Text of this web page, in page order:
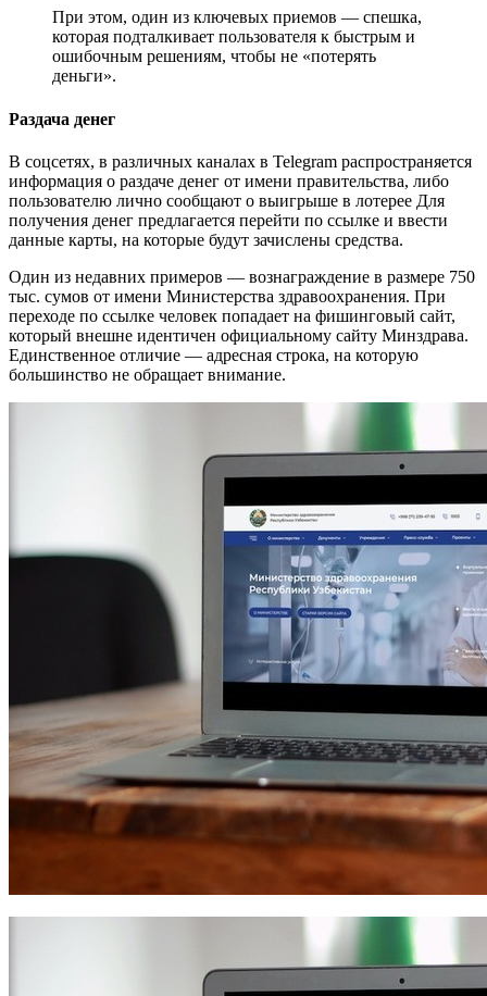
При этом, один из ключевых приемов — спешка,
которая подталкивает пользователя к быстрым и
ошибочным решениям, чтобы не «потерять
деньги».
Раздача денег
В соцсетях, в различных каналах в Telegram распространяется
информация о раздаче денег от имени правительства, либо
пользователю лично сообщают о выигрыше в лотерее Для
получения денег предлагается перейти по ссылке и ввести
данные карты, на которые будут зачислены средства.
Один из недавних примеров — вознаграждение в размере 750
тыс. сумов от имени Министерства здравоохранения. При
переходе по ссылке человек попадает на фишинговый сайт,
который внешне идентичен официальному сайту Минздрава.
Единственное отличие — адресная строка, на которую
большинство не обращает внимание.